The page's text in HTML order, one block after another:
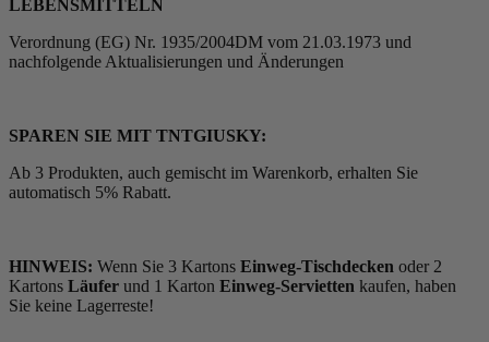
LEBENSMITTELN
Verordnung (EG) Nr. 1935/2004DM vom 21.03.1973 und
nachfolgende Aktualisierungen und Änderungen
SPAREN SIE MIT TNTGIUSKY:
Ab 3 Produkten, auch gemischt im Warenkorb, erhalten Sie
automatisch 5% Rabatt.
HINWEIS: Wenn Sie 3 Kartons Einweg-Tischdecken oder 2
Kartons Läufer und 1 Karton Einweg-Servietten kaufen, haben
Sie keine Lagerreste!